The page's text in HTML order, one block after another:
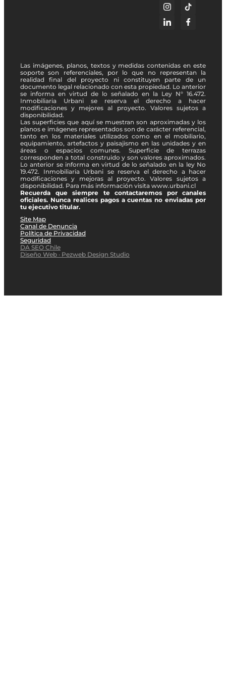
Las imágenes, planos, textos y medidas contenidas en este
soporte son referenciales, por lo que no representan la
realidad final del proyecto ni constituyen parte de un
documento legal relacionado con esta propiedad. Lo anterior
se informa en virtud de lo señalado en la Ley N° 16.472.
Inmobiliaria Urbani se reserva el derecho a hacer
modificaciones y mejores al proyecto. Valores sujetos a
disponibilidad.
Las superficies que aquí se muestran son aproximadas y los
planos e imágenes representados son de carácter referencial,
tanto en los materiales utilizados como en el mobiliario,
equipamiento, artefactos y paisajismo en las unidades y en
áreas o espacios comunes. Superficie de terrazas
corresponden a total construido y son valores aproximados.
Lo anterior se informa en virtud de lo señalado en la ley No
19.472. Inmobiliaria Urbani se reserva el derecho a hacer
modificaciones y mejoras al proyecto. Valores sujetos a
disponibilidad. Para más información visita www.urbani.cl
Recuerda que siempre te contactaremos por canales
oficiales. Nunca realices pagos a cuentas no enviadas por
tu ejecutivo titular.
Site Map
Canal de Denuncia
Política de Privacidad
Seguridad
DA SEO Chile
Diseño Web · Pezweb Design Studio